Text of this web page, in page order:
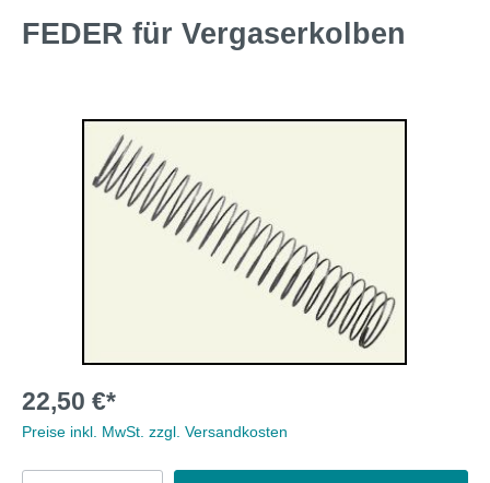
FEDER für Vergaserkolben
22,50 €*
Preise inkl. MwSt. zzgl. Versandkosten